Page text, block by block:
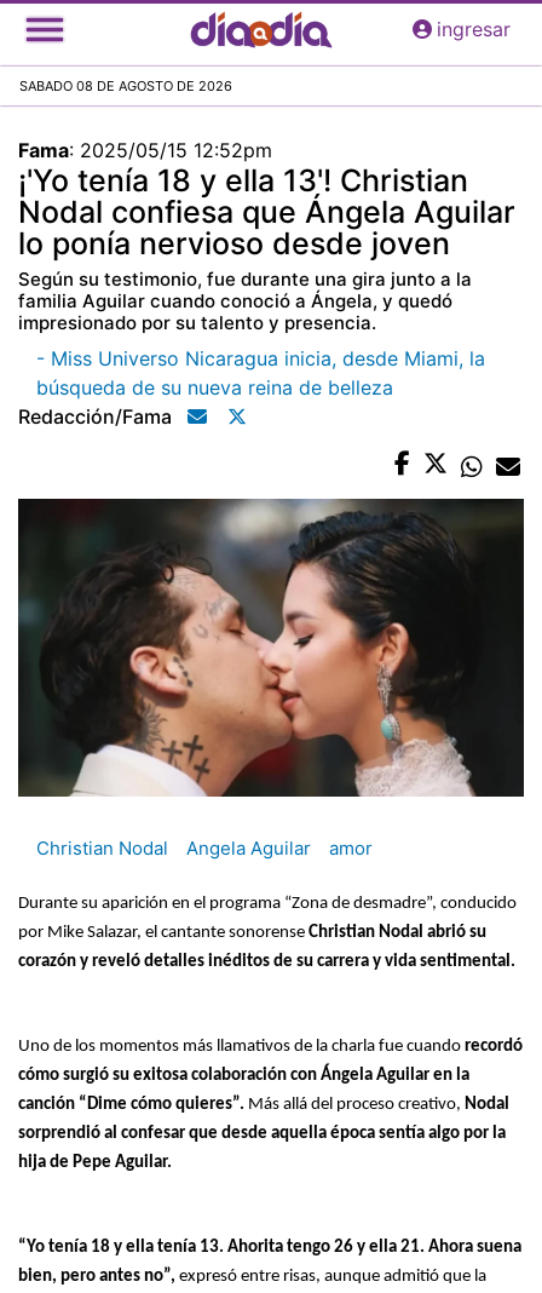
Pasar
al
principal
ingresar
SABADO 08 DE AGOSTO DE 2026
Fama: 2025/05/15 12:52pm
¡'Yo tenía 18 y ella 13'! Christian
Nodal confiesa que Ángela Aguilar
lo ponía nervioso desde joven
Según su testimonio, fue durante una gira junto a la
familia Aguilar cuando conoció a Ángela, y quedó
impresionado por su talento y presencia.
- Miss Universo Nicaragua inicia, desde Miami, la
búsqueda de su nueva reina de belleza
Redacción/fama
Christian Nodal Angela Aguilar amor
Durante su aparición en el programa “Zona de desmadre”, conducido
por Mike Salazar, el cantante sonorense Christian Nodal abrió su
corazón y reveló detalles inéditos de su carrera y vida sentimental.
Uno de los momentos más llamativos de la charla fue cuando recordó
cómo surgió su exitosa colaboración con Ángela Aguilar en la
canción “Dime cómo quieres”. Más allá del proceso creativo, Nodal
sorprendió al confesar que desde aquella época sentía algo por la
hija de Pepe Aguilar.
“Yo tenía 18 y ella tenía 13. Ahorita tengo 26 y ella 21. Ahora suena
bien, pero antes no”, expresó entre risas, aunque admitió que la